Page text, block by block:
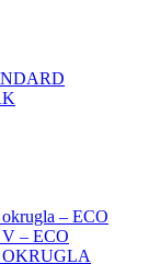
– ECO
– ECO
OKRUGLA